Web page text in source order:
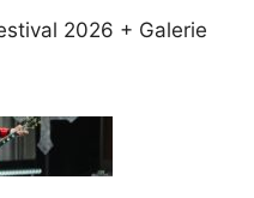
2026 + Galerie